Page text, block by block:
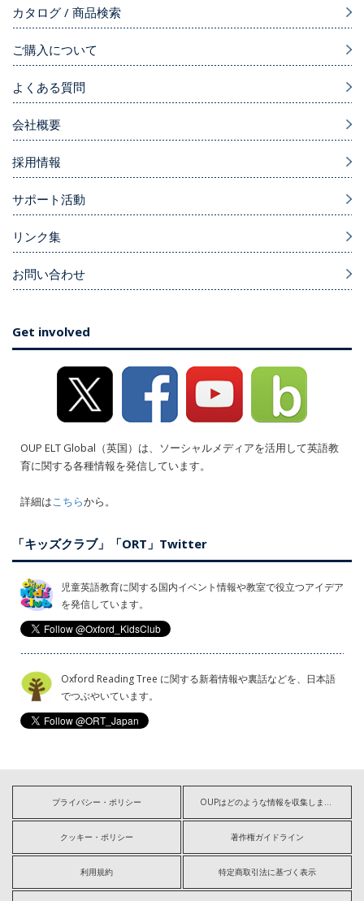
カタログ / 商品検索
ご購入について
よくある質問
会社概要
採用情報
サポート活動
リンク集
お問い合わせ
Get involved
OUP ELT Global（英国）は、ソーシャルメディアを活用して英語教
育に関する各種情報を発信しています。
詳細はこちらから。
「キッズクラブ」「ORT」Twitter
児童英語教育に関する国内イベント情報や教室で役立つアイデア
を発信しています。
Oxford Reading Tree に関する新着情報や裏話などを、日本語
でつぶやいています。
プライバシー・ポリシー OUPはどのような情報を収集しますか?
クッキー・ポリシー 著作権ガイドライン
利用規約 特定商取引法に基づく表示